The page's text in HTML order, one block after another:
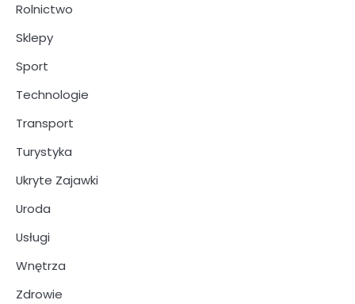
Rolnictwo
Sklepy
Sport
Technologie
Transport
Turystyka
Ukryte Zajawki
Uroda
Usługi
Wnętrza
Zdrowie